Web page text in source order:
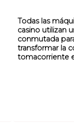
Todas las
casino utilizan
conmutada
transformar la
tomacorriente